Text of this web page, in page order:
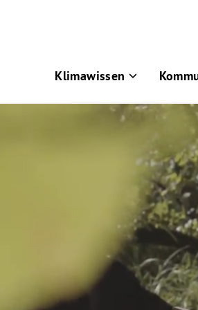
Klimawissen